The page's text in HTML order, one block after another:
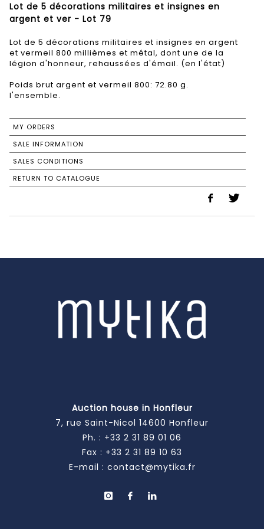
Lot de 5 décorations militaires et insignes en
argent et ver - Lot 79
Lot de 5 décorations militaires et insignes en argent
et vermeil 800 millièmes et métal, dont une de la
légion d'honneur, rehaussées d'émail. (en l'état)
Poids brut argent et vermeil 800: 72.80 g.
l'ensemble.
MY ORDERS
SALE INFORMATION
SALES CONDITIONS
RETURN TO CATALOGUE
Auction house in Honfleur
7, rue Saint-Nicol 14600 Honfleur
Ph. : +33 2 31 89 01 06
Fax : +33 2 31 89 10 63
E-mail : contact@mytika.fr